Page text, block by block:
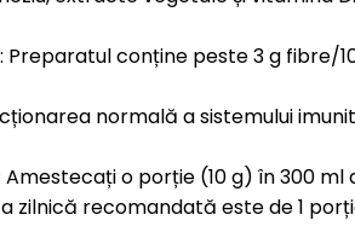
: Preparatul conține peste 3 g fibre/
normală a sistemului
Amestecați o porție (10 g) în 300
zilnică recomandată este de 1